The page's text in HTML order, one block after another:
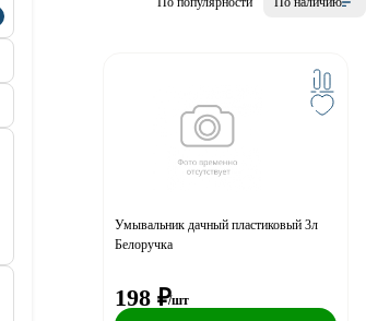
Умывальник дачный пластиковый 3л
Белоручка
198 ₽/шт